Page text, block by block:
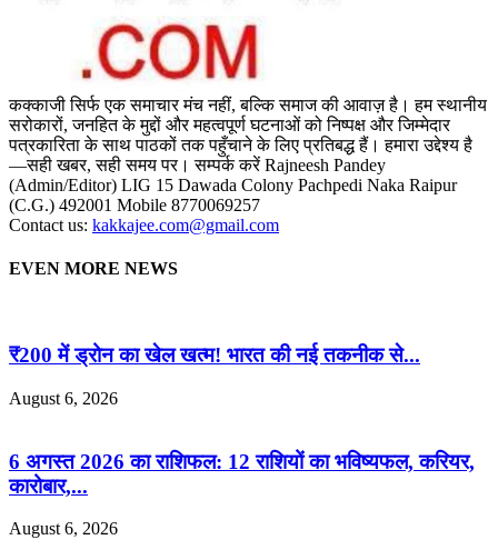
कक्काजी सिर्फ एक समाचार मंच नहीं, बल्कि समाज की आवाज़ है। हम स्थानीय
सरोकारों, जनहित के मुद्दों और महत्वपूर्ण घटनाओं को निष्पक्ष और जिम्मेदार
पत्रकारिता के साथ पाठकों तक पहुँचाने के लिए प्रतिबद्ध हैं। हमारा उद्देश्य है
—सही खबर, सही समय पर। सम्पर्क करें Rajneesh Pandey
(Admin/Editor) LIG 15 Dawada Colony Pachpedi Naka Raipur
(C.G.) 492001 Mobile 8770069257
Contact us: kakkajee.com@gmail.com
EVEN MORE NEWS
₹200 में ड्रोन का खेल खत्म! भारत की नई तकनीक से...
August 6, 2026
6 अगस्त 2026 का राशिफल: 12 राशियों का भविष्यफल, करियर,
कारोबार,...
August 6, 2026